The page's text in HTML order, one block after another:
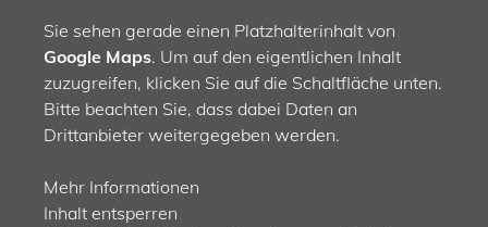
Sie sehen gerade einen Platzhalterinhalt von
Google Maps. Um auf den eigentlichen Inhalt
zuzugreifen, klicken Sie auf die Schaltfläche unten.
Bitte beachten Sie, dass dabei Daten an
Drittanbieter weitergegeben werden.
Mehr Informationen
Inhalt entsperren